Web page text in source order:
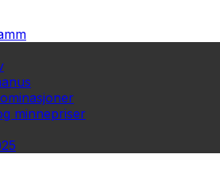
minnepriser